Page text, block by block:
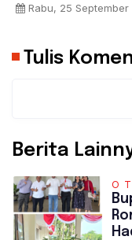
Rabu, 25
Tulis
Berita